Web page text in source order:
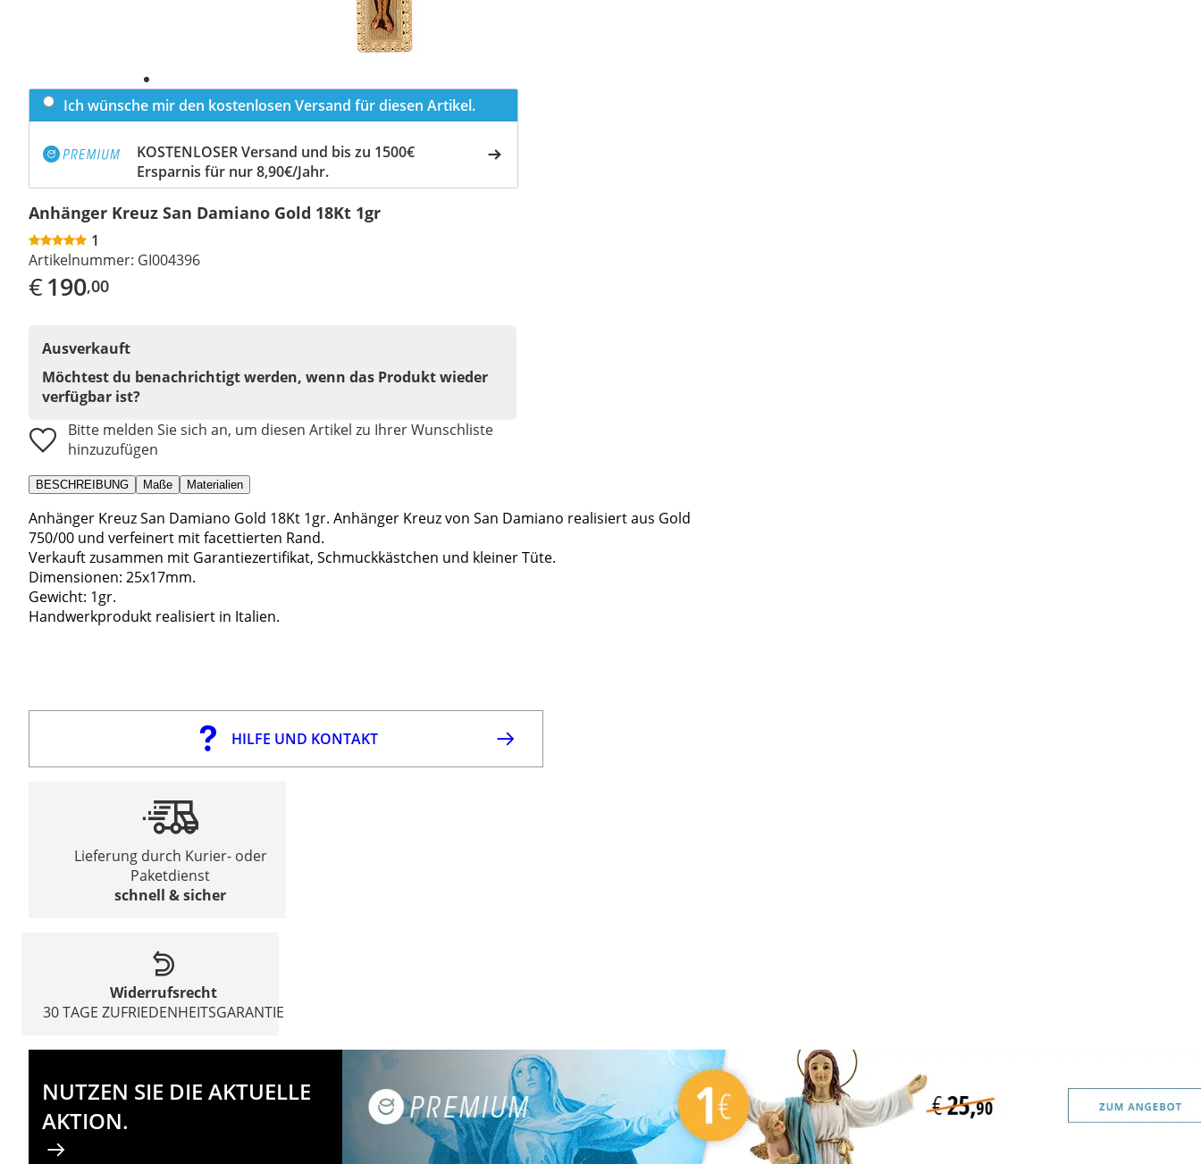
Ich wünsche mir den kostenlosen Versand für diesen Artikel.
KOSTENLOSER Versand und bis zu 1500€
Ersparnis für nur 8,90€/Jahr.
Anhänger Kreuz San Damiano Gold 18Kt 1gr
1
Artikelnummer: GI004396
€190,00
Ausverkauft
Möchtest du benachrichtigt werden, wenn das Produkt wieder
verfügbar ist?
Bitte melden Sie sich an, um diesen Artikel zu Ihrer Wunschliste
hinzuzufügen
BESCHREIBUNG Maße Materialien
Anhänger Kreuz San Damiano Gold 18Kt 1gr. Anhänger Kreuz von San Damiano realisiert aus Gold
750/00 und verfeinert mit facettierten Rand.
Verkauft zusammen mit Garantiezertifikat, Schmuckkästchen und kleiner Tüte.
Dimensionen: 25x17mm.
Gewicht: 1gr.
Handwerkprodukt realisiert in Italien.
HILFE UND KONTAKT
Lieferung durch Kurier- oder
Paketdienst
schnell & sicher
Widerrufsrecht
30 TAGE ZUFRIEDENHEITSGARANTIE
NUTZEN SIE DIE AKTUELLE
AKTION.